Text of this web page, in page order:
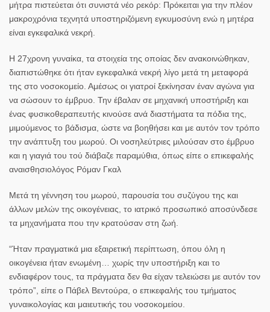
μήτρα πιστεύεται ότι συνιστά νέο ρεκόρ: Πρόκειται για την πλέον
μακροχρόνια τεχνητά υποστηριζόμενη εγκυμοσύνη ενώ η μητέρα
είναι εγκεφαλικά νεκρή.
Η 27χρονη γυναίκα, τα στοιχεία της οποίας δεν ανακοινώθηκαν,
διαπιστώθηκε ότι ήταν εγκεφαλικά νεκρή λίγο μετά τη μεταφορά
της στο νοσοκομείο. Αμέσως οι γιατροί ξεκίνησαν έναν αγώνα για
να σώσουν το έμβρυο. Την έβαλαν σε μηχανική υποστήριξη και
ένας φυσικοθεραπευτής κινούσε ανά διαστήματα τα πόδια της,
μιμούμενος το βάδισμα, ώστε να βοηθήσει και με αυτόν τον τρόπο
την ανάπτυξη του μωρού . Οι νοσηλεύτριες μιλούσαν στο έμβρυο
και η γιαγιά του τού διάβαζε παραμύθια, όπως είπε ο επικεφαλής
αναισθησιολόγος Ρόμαν Γκαλ
Μετά τη γέννηση του μωρού, παρουσία του συζύγου της και
άλλων μελών της οικογένειας, το ιατρικό προσωπικό αποσύνδεσε
τα μηχανήματα που την κρατούσαν στη ζωή.
“Ήταν πραγματικά μια εξαιρετική περίπτωση, όπου όλη η
οικογένεια ήταν ενωμένη… χωρίς την υποστήριξη και το
ενδιαφέρον τους, τα πράγματα δεν θα είχαν τελειώσει με αυτόν τον
τρόπο”, είπε ο Πάβελ Βεντούρα, ο επικεφαλής του τμήματος
γυναικολογίας και μαιευτικής του νοσοκομείου.